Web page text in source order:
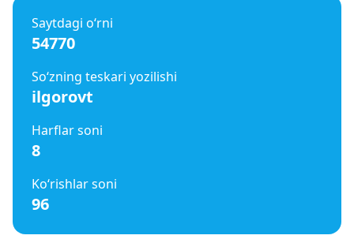
Saytdagi o‘rni
54770
So‘zning teskari yozilishi
ilgorovt
Harflar soni
8
Ko‘rishlar soni
96